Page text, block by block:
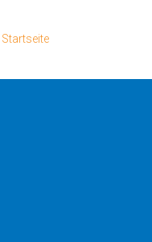
Startseite